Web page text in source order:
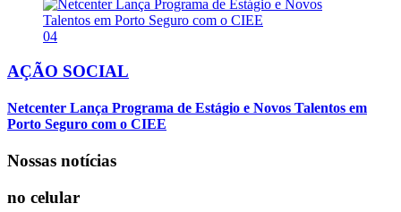
04
AÇÃO SOCIAL
Netcenter Lança Programa de Estágio e Novos Talentos em
Porto Seguro com o CIEE
Nossas notícias
no celular